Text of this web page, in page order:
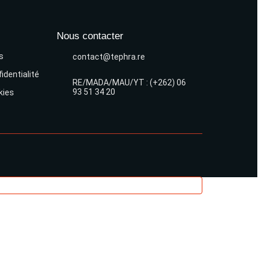
Nous contacter
contact@tephra.re
RE/MADA/MAU/YT : (+262) 06
93 51 34 20